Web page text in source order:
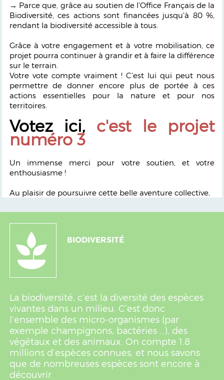
→ Parce que, grâce au soutien de l’Office Français de la
Biodiversité, ces actions sont financées jusqu’à 80 %,
rendant la biodiversité accessible à tous.
Grâce à votre engagement et à votre mobilisation, ce
projet pourra continuer à grandir et à faire la différence
sur le terrain.
Votre vote compte vraiment ! C’est lui qui peut nous
permettre de donner encore plus de portée à ces
actions essentielles pour la nature et pour nos
territoires.
Votez ici, c'est le projet
numéro 3
Un immense merci pour votre soutien, et votre
enthousiasme !
Au plaisir de poursuivre cette belle aventure collective,
BIODIVERSITÉ
La biodiversité, c’est la diversité des espèces
vivantes dans un milieu. C’est donc
l’ensemble des micro-organismes (par
exemple champignons, bactéries …), des
végétaux et des animaux. On compte 1.8
millions d’espèces connues, et nous savons
que de nombreuses espèces sont encore à
découvrir.